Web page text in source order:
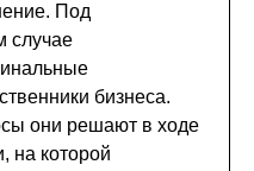
Под
случае
бизнеса.
они решают в ходе
на которой